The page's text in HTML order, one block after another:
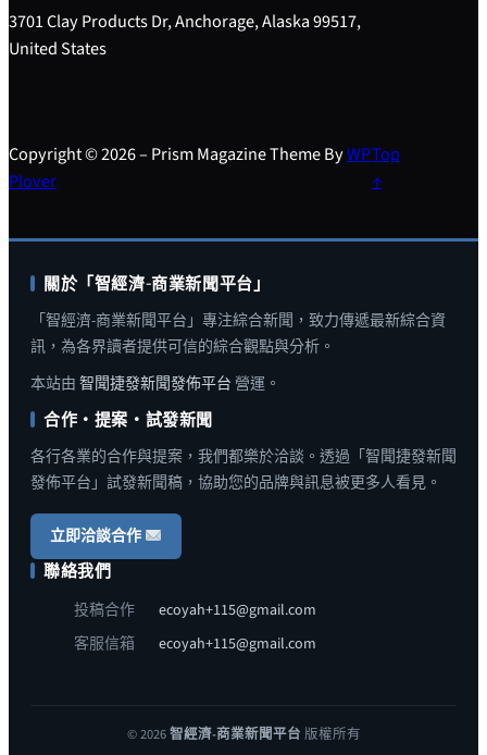
3701 Clay Products Dr, Anchorage, Alaska 99517,
United States
Copyright © 2026 – Prism Magazine Theme ByWP
Plover
Top
↑
關於「智經濟-商業新聞平台」
「智經濟-商業新聞平台」專注綜合新聞，致力傳遞最新綜合資
訊，為各界讀者提供可信的綜合觀點與分析。
本站由 智聞捷發新聞發佈平台 營運。
合作・提案・試發新聞
各行各業的合作與提案，我們都樂於洽談。透過「智聞捷發新聞
發佈平台」試發新聞稿，協助您的品牌與訊息被更多人看見。
立即洽談合作
聯絡我們
投稿合作
ecoyah+115@gmail.com
客服信箱
ecoyah+115@gmail.com
© 2026智經濟-商業新聞平台 版權所有